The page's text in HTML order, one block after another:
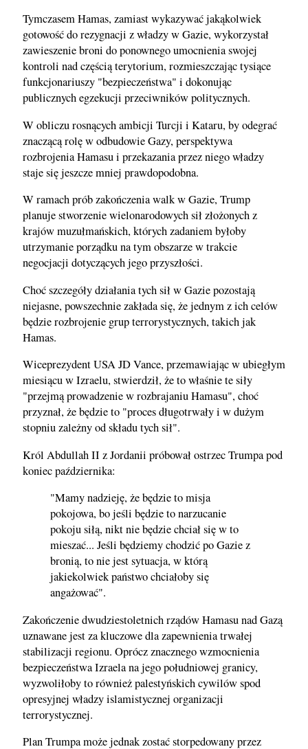
Tymczasem Hamas, zamiast wykazywać jakąkolwiek
gotowość do rezygnacji z władzy w Gazie, wykorzystał
zawieszenie broni do ponownego umocnienia swojej
kontroli nad częścią terytorium, rozmieszczając tysiące
funkcjonariuszy "bezpieczeństwa" i dokonując
publicznych egzekucji przeciwników politycznych.
W obliczu rosnących ambicji Turcji i Kataru, by odegrać
znaczącą rolę w odbudowie Gazy, perspektywa
rozbrojenia Hamasu i przekazania przez niego władzy
staje się jeszcze mniej prawdopodobna.
W ramach prób zakończenia walk w Gazie, Trump
planuje stworzenie wielonarodowych sił złożonych z
krajów muzułmańskich, których zadaniem byłoby
utrzymanie porządku na tym obszarze w trakcie
negocjacji dotyczących jego przyszłości.
Choć szczegóły działania tych sił w Gazie pozostają
niejasne, powszechnie zakłada się, że jednym z ich celów
będzie rozbrojenie grup terrorystycznych, takich jak
Hamas.
Wiceprezydent USA JD Vance, przemawiając w ubiegłym
miesiącu w Izraelu, stwierdził, że to właśnie te siły
"przejmą prowadzenie w rozbrajaniu Hamasu", choć
przyznał, że będzie to "proces długotrwały i w dużym
stopniu zależny od składu tych sił".
Król Abdullah II z Jordanii próbował ostrzec Trumpa pod
koniec października:
"Mamy nadzieję, że będzie to misja
pokojowa, bo jeśli będzie to narzucanie
pokoju siłą, nikt nie będzie chciał się w to
mieszać... Jeśli będziemy chodzić po Gazie z
bronią, to nie jest sytuacja, w którą
jakiekolwiek państwo chciałoby się
angażować".
Zakończenie dwudziestoletnich rządów Hamasu nad Gazą
uznawane jest za kluczowe dla zapewnienia trwałej
stabilizacji regionu. Oprócz znacznego wzmocnienia
bezpieczeństwa Izraela na jego południowej granicy,
wyzwoliłoby to również palestyńskich cywilów spod
opresyjnej władzy islamistycznej organizacji
terrorystycznej.
Plan Trumpa może jednak zostać storpedowany przez